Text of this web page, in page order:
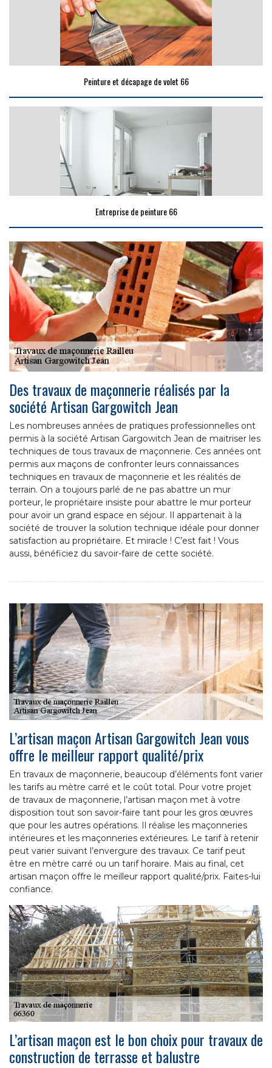
Peinture et décapage de volet 66
Entreprise de peinture 66
Des travaux de maçonnerie réalisés par la
société Artisan Gargowitch Jean
Les nombreuses années de pratiques professionnelles ont
permis à la société Artisan Gargowitch Jean de maitriser les
techniques de tous travaux de maçonnerie. Ces années ont
permis aux maçons de confronter leurs connaissances
techniques en travaux de maçonnerie et les réalités de
terrain. On a toujours parlé de ne pas abattre un mur
porteur, le propriétaire insiste pour abattre le mur porteur
pour avoir un grand espace en séjour. Il appartenait à la
société de trouver la solution technique idéale pour donner
satisfaction au propriétaire. Et miracle ! C’est fait ! Vous
aussi, bénéficiez du savoir-faire de cette société.
L’artisan maçon Artisan Gargowitch Jean vous
offre le meilleur rapport qualité/prix
En travaux de maçonnerie, beaucoup d’éléments font varier
les tarifs au mètre carré et le coût total. Pour votre projet
de travaux de maçonnerie, l’artisan maçon met à votre
disposition tout son savoir-faire tant pour les gros œuvres
que pour les autres opérations. Il réalise les maçonneries
intérieures et les maçonneries extérieures. Le tarif à retenir
peut varier suivant l’envergure des travaux. Ce tarif peut
être en mètre carré ou un tarif horaire. Mais au final, cet
artisan maçon offre le meilleur rapport qualité/prix. Faites-lui
confiance.
L’artisan maçon est le bon choix pour travaux de
construction de terrasse et balustre